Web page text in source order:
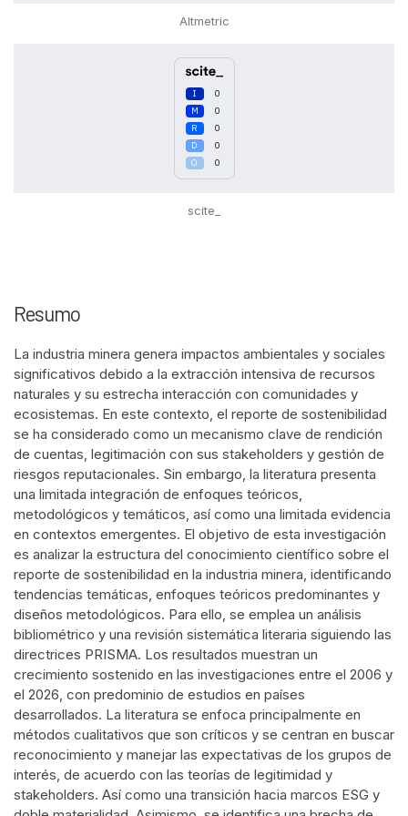
Altmetric
0
0
0
0
0
scite_
Resumo
La industria minera genera impactos ambientales y sociales
significativos debido a la extracción intensiva de recursos
naturales y su estrecha interacción con comunidades y
ecosistemas. En este contexto, el reporte de sostenibilidad
se ha considerado como un mecanismo clave de rendición
de cuentas, legitimación con sus stakeholders y gestión de
riesgos reputacionales. Sin embargo, la literatura presenta
una limitada integración de enfoques teóricos,
metodológicos y temáticos, así como una limitada evidencia
en contextos emergentes. El objetivo de esta investigación
es analizar la estructura del conocimiento científico sobre el
reporte de sostenibilidad en la industria minera, identificando
tendencias temáticas, enfoques teóricos predominantes y
diseños metodológicos. Para ello, se emplea un análisis
bibliométrico y una revisión sistemática literaria siguiendo las
directrices PRISMA. Los resultados muestran un
crecimiento sostenido en las investigaciones entre el 2006 y
el 2026, con predominio de estudios en países
desarrollados. La literatura se enfoca principalmente en
métodos cualitativos que son críticos y se centran en buscar
reconocimiento y manejar las expectativas de los grupos de
interés, de acuerdo con las teorías de legitimidad y
stakeholders. Así como una transición hacia marcos ESG y